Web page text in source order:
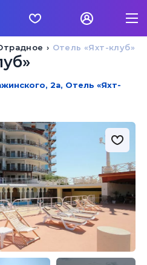
Отель «Яхт-клуб»
2а, Отель «Яхт-